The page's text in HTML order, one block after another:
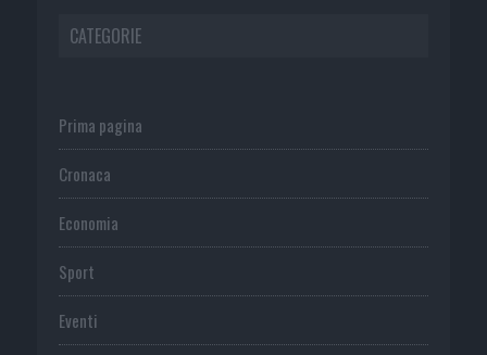
CATEGORIE
Prima pagina
Cronaca
Economia
Sport
Eventi